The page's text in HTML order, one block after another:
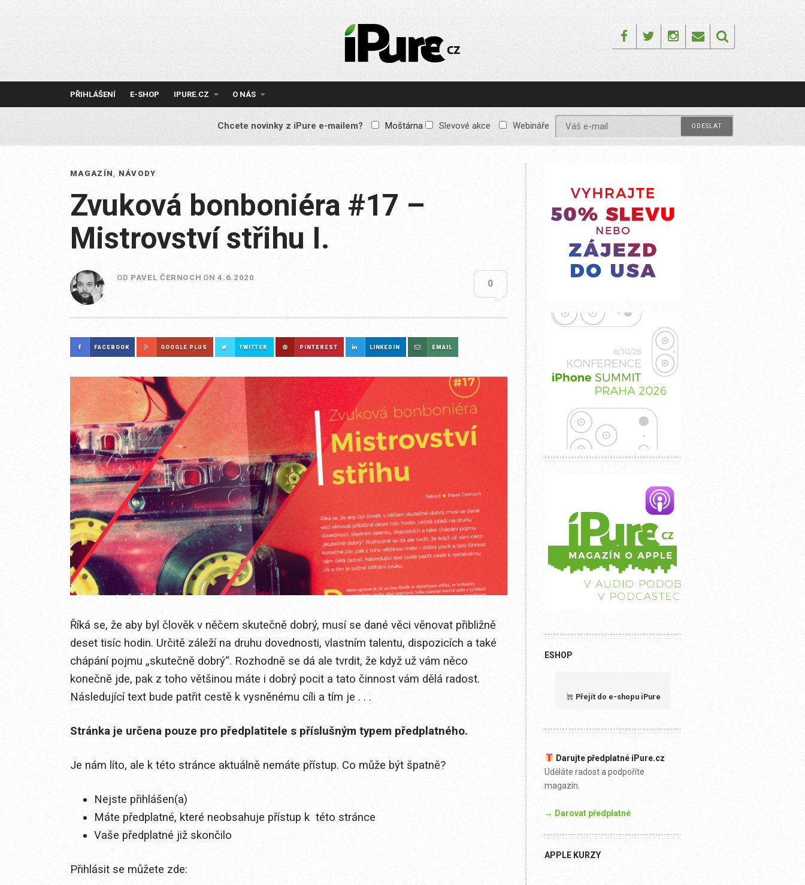
IPURE.CZ
Prémiový Apple e-
reklamy, žádné
obsah pro všechny
FacebookTwitterInstagram
Email
PŘIHLÁŠENÍ E-SHOP IPURE.CZ O NÁS
Chcete novinky z iPure e-mailem? Moštárna Slevové akce Webináře
MAGAZÍN, NÁVODY
Zvuková bonboniéra #17 –
Mistrovství střihu I.
OD PAVEL ČERNOCH ON4.6.2020
0
FACEBOOK GOOGLE PLUS TWITTER PINTEREST LINKEDIN EMAIL
Říká se, že aby byl člověk v něčem skutečně dobrý, musí se dané věci věnovat přibližně
deset tisíc hodin. Určitě záleží na druhu dovednosti, vlastním talentu, dispozicích a také
chápání pojmu „skutečně dobrý“. Rozhodně se dá ale tvrdit, že když už vám něco
konečně jde, pak z toho většinou máte i dobrý pocit a tato činnost vám dělá radost.
Následující text bude patřit cestě k vysněnému cíli a tím je . . .
Stránka je určena pouze pro předplatitele s příslušným typem předplatného.
Je nám líto, ale k této stránce aktuálně nemáte přístup. Co může být špatně?
Nejste přihlášen(a)
Máte předplatné, které neobsahuje přístup k této stránce
Vaše předplatné již skončilo
Přihlásit se můžete zde:
ESHOP
Přejít do e-shopu iPure
Darujte předplatné iPure.cz
Uděláte radost a podpoříte
magazín.
→ Darovat předplatné
APPLE KURZY